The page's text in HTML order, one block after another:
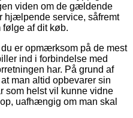
viden om de gældende
hjælpende service, såfremt
af dit køb.
er opmærksom på de mest
ind i forbindelse med
har. På grund af
man altid opbevarer sin
som helst vil kunne vidne
uafhængig om man skal